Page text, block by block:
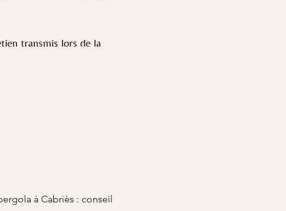
transmis lors de la
à Cabriès : conseil